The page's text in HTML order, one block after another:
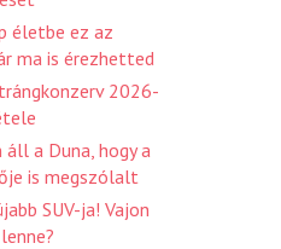
életbe ez az
ma is érezhetted
2026-
a Duna, hogy a
is megszólalt
SUV-ja! Vajon